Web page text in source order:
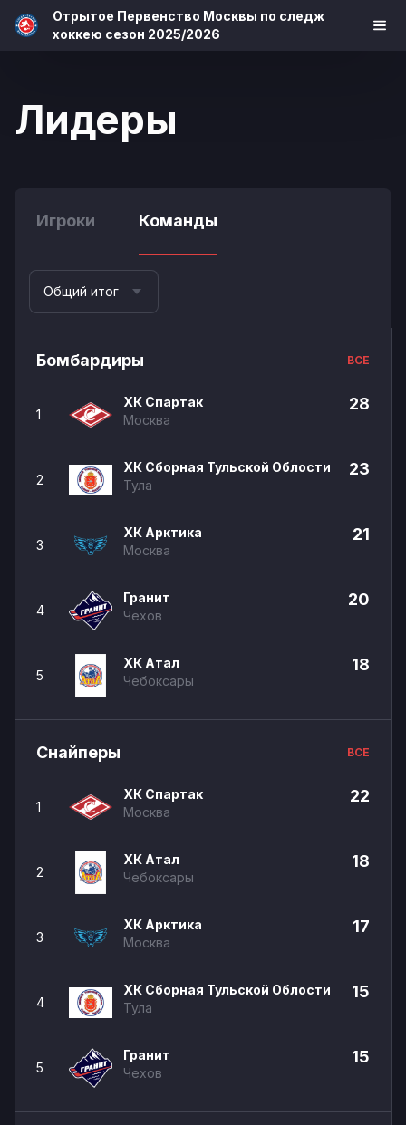
Отрытое Первенство Москвы по следж
хоккею сезон 2025/2026
Лидеры
Игроки Команды
Общий итог
Бомбардиры ВСЕ
1
ХК Спартак
Москва
28
2
ХК Сборная Тульской Облости
Тула
23
3
ХК Арктика
Москва
21
4
Гранит
Чехов
20
5
ХК Атал
Чебоксары
18
Снайперы ВСЕ
1
ХК Спартак
Москва
22
2
ХК Атал
Чебоксары
18
3
ХК Арктика
Москва
17
4
ХК Сборная Тульской Облости
Тула
15
5
Гранит
Чехов
15